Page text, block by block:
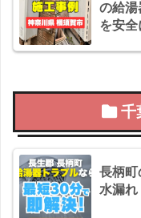
の給湯
を安全
千
長柄町
水漏